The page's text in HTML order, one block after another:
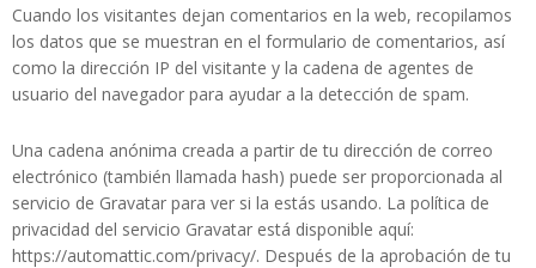
Cuando los visitantes dejan comentarios en la web, recopilamos
los datos que se muestran en el formulario de comentarios, así
como la dirección IP del visitante y la cadena de agentes de
usuario del navegador para ayudar a la detección de spam.
Una cadena anónima creada a partir de tu dirección de correo
electrónico (también llamada hash) puede ser proporcionada al
servicio de Gravatar para ver si la estás usando. La política de
privacidad del servicio Gravatar está disponible aquí:
https://automattic.com/privacy/. Después de la aprobación de tu